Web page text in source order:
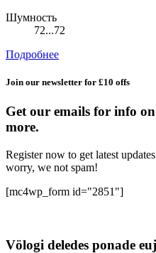
Шумность
72...72
Подробнее
Join our newsletter for £10 offs
Get our emails for info
more.
Register now to get latest
worry, we not spam!
[mc4wp_form id="2851"]
Völogi deledes ponade